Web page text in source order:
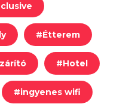
#Étterem
#Hotel
#ingyenes wifi